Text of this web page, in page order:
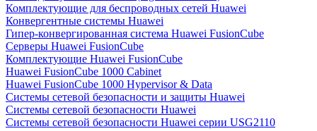
Комплектующие для беспроводных сетей Huawei
Конвергентные системы Huawei
Гипер-конвергированная система Huawei FusionCube
Серверы Huawei FusionCube
Комплектующие Huawei FusionCube
Huawei FusionCube 1000 Cabinet
Huawei FusionCube 1000 Hypervisor & Data
Системы сетевой безопасности и защиты Huawei
Системы сетевой безопасности Huawei
Системы сетевой безопасности Huawei серии USG2110